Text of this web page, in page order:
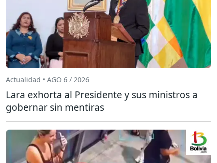
Actualidad • AGO 6 / 2026
Lara exhorta al Presidente y sus ministros a
gobernar sin mentiras